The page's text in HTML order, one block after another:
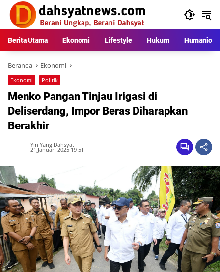
Langsung
konten
Berita Utama Ekonomi Lifestyle Hukum Humaniora
Beranda Ekonomi
Ekonomi Politik
Menko Pangan Tinjau Irigasi di
Deliserdang, Impor Beras Diharapkan
Berakhir
Yin Yang Dahsyat
21,Januari 2025 19 51